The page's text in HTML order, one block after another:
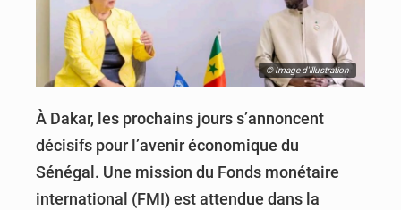
© Image d'illustration
À Dakar, les prochains jours s’annoncent
décisifs pour l’avenir économique du
Sénégal. Une mission du Fonds monétaire
international (FMI) est attendue dans la